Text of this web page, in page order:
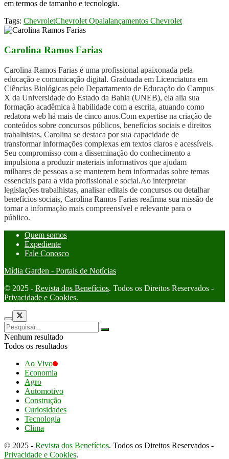
em termos de tamanho e tecnologia.
Tags: ChevroletChevrolet Opalalançamentos Chevrolet
Carolina Ramos Farias
Carolina Ramos Farias é uma profissional apaixonada pela
educação e comunicação digital. Graduada em Licenciatura em
Ciências Biológicas pelo Departamento de Educação do Campus
X da Universidade do Estado da Bahia (UNEB), ela alia sua
formação acadêmica à habilidade com a escrita, atuando como
redatora web há mais de cinco anos.Com expertise na criação de
conteúdos sobre concursos públicos, benefícios sociais e direitos
trabalhistas, Carolina se destaca por sua capacidade de
transformar informações complexas em textos claros e acessíveis.
Seu compromisso com a disseminação do conhecimento a
impulsiona a produzir materiais informativos que ajudam
milhares de pessoas a se manterem bem informadas sobre temas
essenciais para a vida profissional e social.Ao interpretar
legislações trabalhistas, analisar editais de concursos ou detalhar
benefícios sociais, Carolina Ramos Farias reafirma sua missão de
tornar a informação mais compreensível e relevante para o
público.
Quem somos
Expediente
Fale Conosco
Mídia Garden - Portais de Notícias
© 2025 - Revista dos Benefícios. Todos os Direitos Reservados -
Privacidade e Cookies.
Nenhum resultado
Todos os resultados
Ao Vivo
Economia
Agro
Automotivo
Construção
Curiosidades
Tecnologia
Clima
© 2025 - Revista dos Benefícios. Todos os Direitos Reservados -
Privacidade e Cookies.